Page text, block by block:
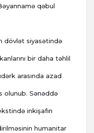
qəbul
dövlət siyasətində
bir daha təhlil
arasında azad
olunub. Sənəddə
inkişafın
humanitar